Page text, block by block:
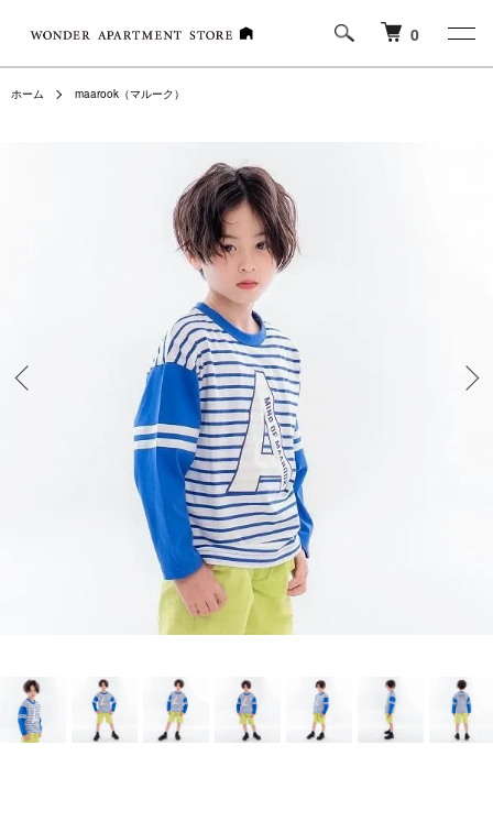
0
ホーム maarook（マルーク）